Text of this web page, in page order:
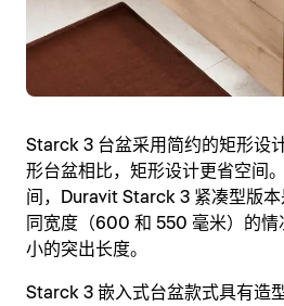
Starck 3 台盆采用简约的矩形设
形台盆相比，矩形设计更省空间
间，Duravit Starck 3 紧凑型版
同宽度（600 和 550 毫米）的情
小的突出长度。
Starck 3 嵌入式台盆款式具有造